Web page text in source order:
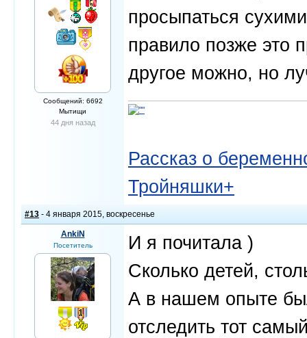
Сообщений: 6692
Мытищи
44 дня назад
просыпаться
правило позже это
другое можно, но
Рассказ о
Тройняшки+
#13 - 4 января 2015, воскресенье
AnkiN
Посетитель
И я почитала )
Сколько детей,
А в нашем опыте
отследить тот